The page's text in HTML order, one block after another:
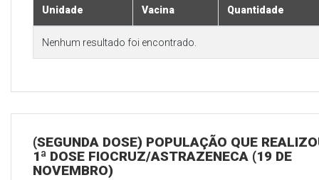
Unidade Vacina Quantidade
Nenhum resultado foi encontrado.
(SEGUNDA DOSE) POPULAÇÃO QUE
1ª DOSE FIOCRUZ/ASTRAZENECA (19 DE
NOVEMBRO)